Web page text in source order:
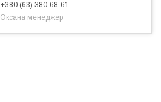
+380 (63) 380-68-61
Оксана менеджер